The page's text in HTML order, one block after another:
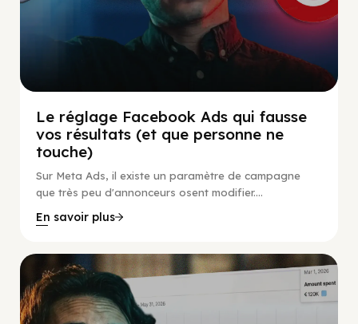
Le réglage Facebook Ads qui fausse
vos résultats (et que personne ne
touche)
Sur Meta Ads, il existe un paramètre de campagne
que très peu d'annonceurs osent modifier....
En savoir plus